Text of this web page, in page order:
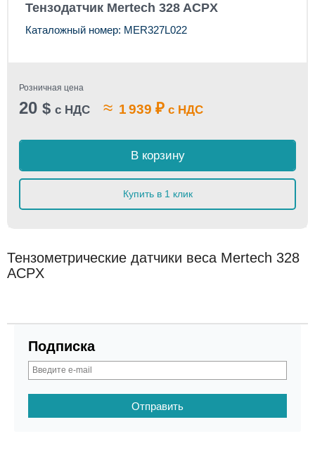
Тензодатчик Mertech 328 ACPX
Каталожный номер: MER327L022
Розничная цена
20 $ с НДС ≈ 1 939 ₽ с НДС
В корзину
Купить в 1 клик
Тензометрические датчики веса Mertech 328
ACPX
Подписка